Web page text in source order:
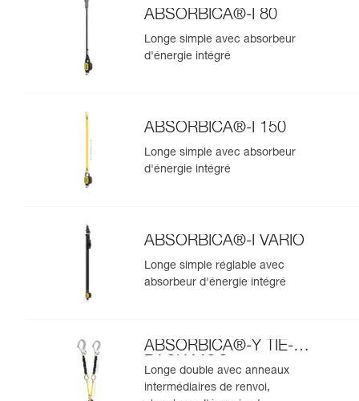
ABSORBICA®-I 80
Longe simple avec absorbeur
d'énergie intégré
ABSORBICA®-I 150
Longe simple avec absorbeur
d'énergie intégré
ABSORBICA®-I VARIO
Longe simple réglable avec
absorbeur d'énergie intégré
ABSORBICA®-Y TIE-
BACK MGO
Longe double avec anneaux
intermédiaires de renvoi,